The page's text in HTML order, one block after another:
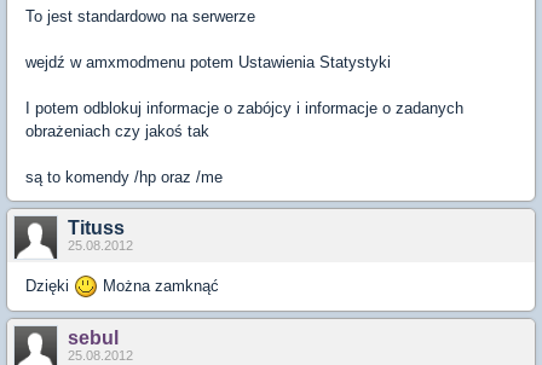
To jest standardowo na serwerze
wejdź w amxmodmenu potem Ustawienia Statystyki
I potem odblokuj informacje o zabójcy i informacje o zadanych
obrażeniach czy jakoś tak
są to komendy /hp oraz /me
Tituss
25.08.2012
Dzięki Można zamknąć
sebul
25.08.2012